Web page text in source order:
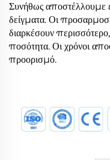
Συνήθως αποστέλλουμε
δείγματα. Οι
διαρκέσουν
ποσότητα. Οι χρόνοι
προορισμό.